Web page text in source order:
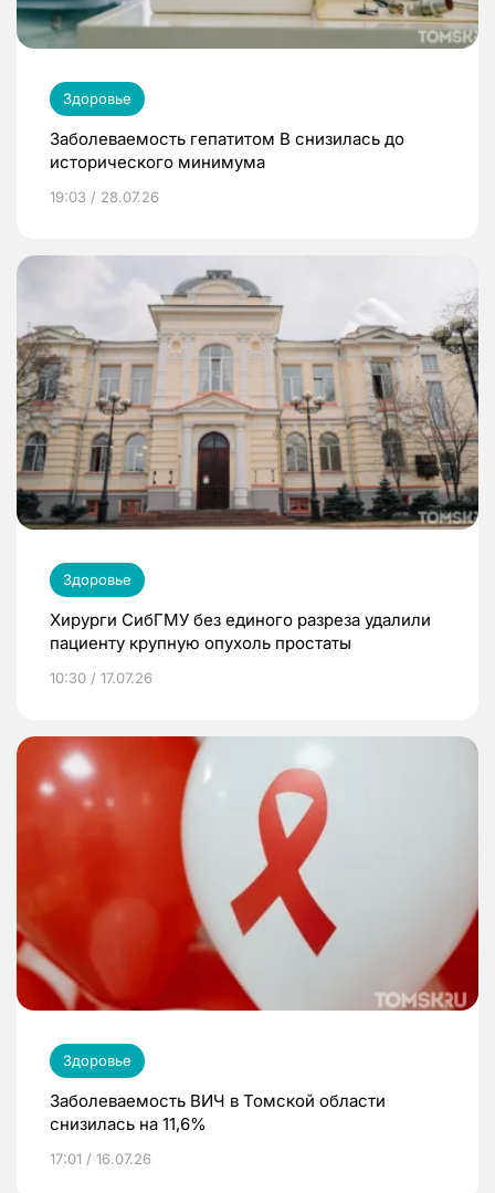
Здоровье
Заболеваемость гепатитом В снизилась до
исторического минимума
19:03 / 28.07.26
Здоровье
Хирурги СибГМУ без единого разреза удалили
пациенту крупную опухоль простаты
10:30 / 17.07.26
Здоровье
Заболеваемость ВИЧ в Томской области
снизилась на 11,6%
17:01 / 16.07.26